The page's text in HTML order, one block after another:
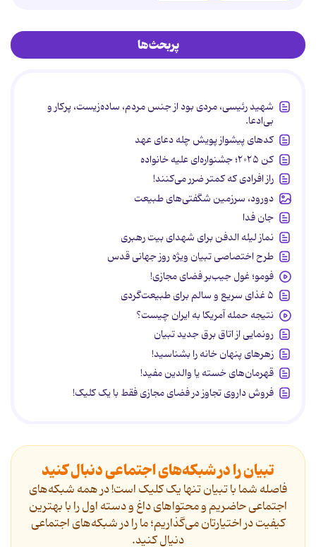
پربحث‌ها
شهید رئیسی، مردی بود از جنس مردم، ساده‌زیست، پرکار و
بی‌ادعا.
کدهای پیشواز پویش چله دعای عهد
کن ۲۰۲۵؛ جشنواره‌ای علیه خانواده
راز افرادی که کمتر ضرر می‌کنند!
دورود، سرزمین شگفتی‌های طبیعت
جان فدا
نماز لیله الدفن برای شهدای بیت رهبری
طرح اختصاصی تبیان ویژه روز جهانی قدس
فومو؛ غول جیب‌بر فضای مجازی!
۵ غذای سریع و سالم برای طبیعت‌گردی
نتیجه حمله آمریکا به ایران چیست؟
رونمایی از اتاق برق جدید تبیان
زهرهای پنهان خانه را بشناسید!
قهرمان‌های خسته یا والدین مفید!
فروش داروی تجاوز در فضای مجازی فقط با یک کلیک!
تبیان را در شبکه‌های اجتماعی دنبال کنید
فاصله شما با تبیان تنها یک کلیک است! در همه شبکه‌های
اجتماعی حاضریم و محتواهای داغ و دسته اول را با بهترین
کیفیت در اختیارتان می‌گذاریم؛ ما را در شبکه‌های اجتماعی
دنیال کنید.